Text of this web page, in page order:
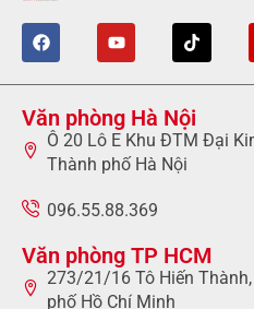
Văn phòng Hà Nội
Ô 20 Lô E Khu ĐTM Đại
Thành phố Hà Nội
096.55.88.369
Văn phòng TP HCM
273/21/16 Tô Hiến
phố Hồ Chí Minh